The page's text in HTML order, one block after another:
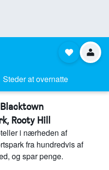
Steder at overnatte
Rooty Hill
i nærheden af
fra hundredvis af
og spar penge.